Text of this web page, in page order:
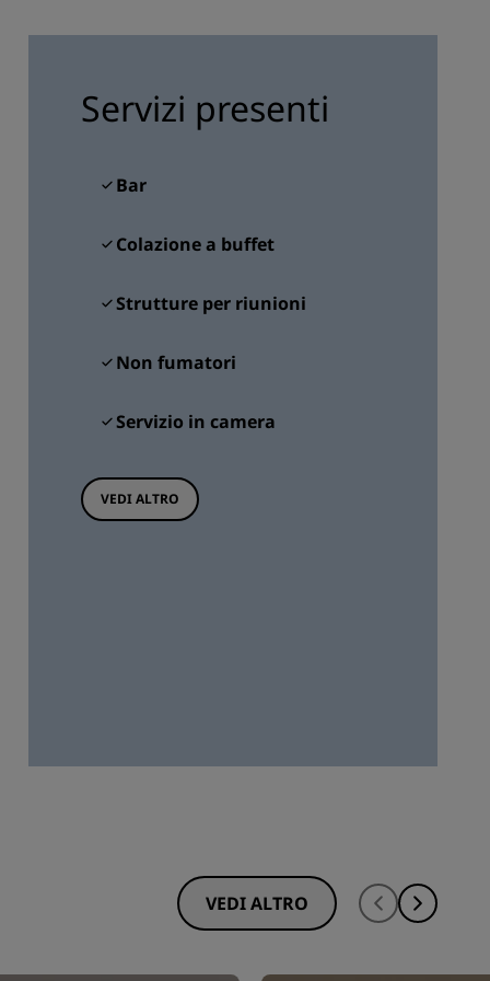
ISCRIVITI
Servizi presenti
Bar
Colazione a buffet
Strutture per riunioni
Non fumatori
Servizio in camera
VEDI ALTRO
VEDI ALTRO